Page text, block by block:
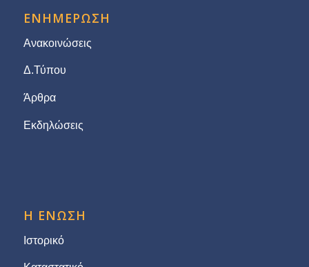
ΕΝΗΜΕΡΩΣΗ
Ανακοινώσεις
Δ.Τύπου
Άρθρα
Εκδηλώσεις
Η ΕΝΩΣΗ
Ιστορικό